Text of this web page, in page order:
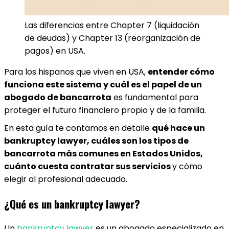
Las diferencias entre Chapter 7 (liquidación
de deudas) y Chapter 13 (reorganización de
pagos) en USA.
Para los hispanos que viven en USA, entender cómo
funciona este sistema y cuál es el papel de un
abogado de bancarrota es fundamental para
proteger el futuro financiero propio y de la familia.
En esta guía te contamos en detalle qué hace un
bankruptcy lawyer, cuáles son los tipos de
bancarrota más comunes en Estados Unidos,
cuánto cuesta contratar sus serviciosy cómo
elegir al profesional adecuado.
¿Qué es un bankruptcy lawyer?